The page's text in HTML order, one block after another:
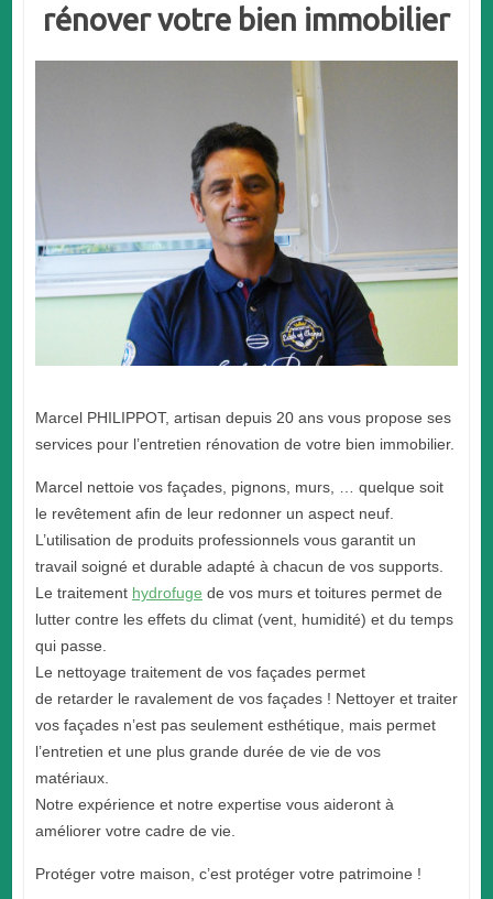
rénover votre bien immobilier
Marcel PHILIPPOT, artisan depuis 20 ans vous propose ses
services pour l’entretien rénovation de votre bien immobilier.
Marcel nettoie vos façades, pignons, murs, … quelque soit
le revêtement afin de leur redonner un aspect neuf.
L’utilisation de produits professionnels vous garantit un
travail soigné et durable adapté à chacun de vos supports.
Le traitement hydrofuge de vos murs et toitures permet de
lutter contre les effets du climat (vent, humidité) et du temps
qui passe.
Le nettoyage traitement de vos façades permet
de retarder le ravalement de vos façades ! Nettoyer et traiter
vos façades n’est pas seulement esthétique, mais permet
l’entretien et une plus grande durée de vie de vos
matériaux.
Notre expérience et notre expertise vous aideront à
améliorer votre cadre de vie.
Protéger votre maison, c’est protéger votre patrimoine !